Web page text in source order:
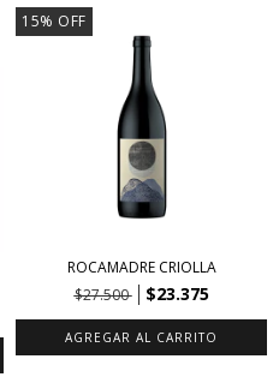
15% OFF
ROCAMADRE CRIOLLA
$27.500
$23.375